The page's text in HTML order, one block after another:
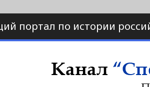
портал по истории
страна.ру
по истории спорта